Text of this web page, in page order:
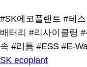
#SK에코플랜트 #테스
배터리 #리사이클링 #
속 #리튬 #ESS #E-
SK ecoplant